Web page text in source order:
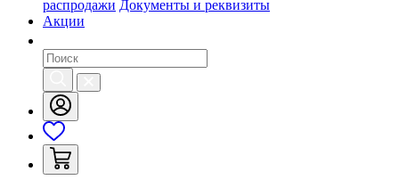
распродажи Документы и реквизиты
Акции